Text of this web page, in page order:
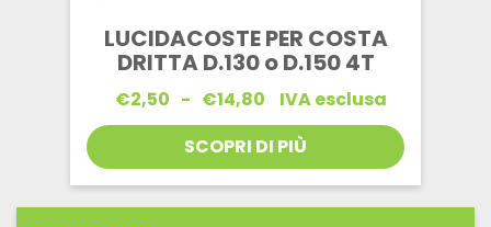
LUCIDACOSTE PER COSTA
DRITTA D.130 o D.150 4T
€2,50 - €14,80Fascia
prezzo:
da
€2,50
a
€14,80
IVA esclusa
SCOPRI DI PIÙ